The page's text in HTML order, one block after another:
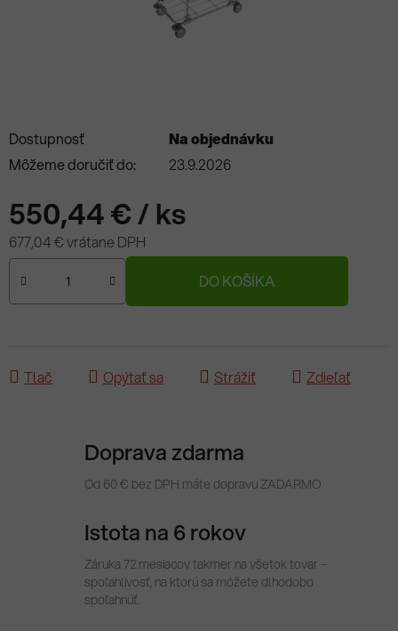
Dostupnosť
Na objednávku
Môžeme doručiť do:
23.9.2026
550,44 €/ ks
677,04 € vrátane DPH
DO KOŠÍKA
Tlač Opýtať sa Strážiť Zdieľať
Doprava zdarma
Od 60 € bez DPH máte dopravu ZADARMO
Istota na 6 rokov
Záruka 72 mesiacov takmer na všetok tovar –
spoľahlivosť, na ktorú sa môžete dlhodobo
spoľahnúť.